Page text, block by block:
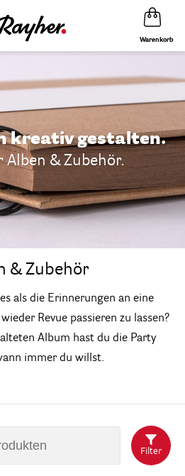
Warenkorb
kreativ gestalten.
Alben & Zubehör.
& Zubehör
als die Erinnerungen an eine
Revue passieren zu lassen?
Album hast du die Party
immer du willst.
Filter